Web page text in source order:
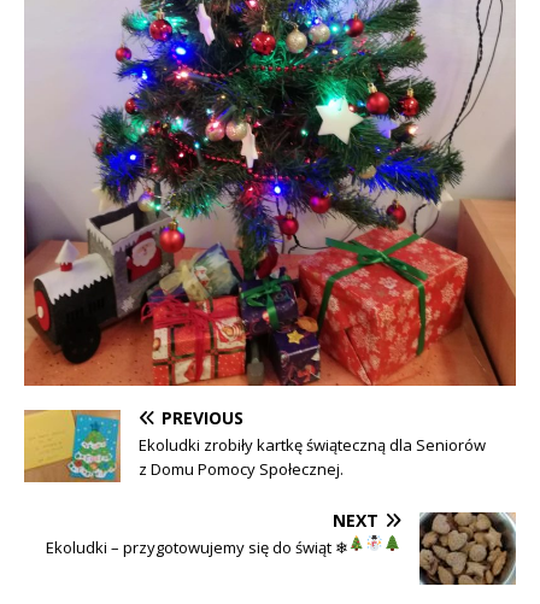
PREVIOUS
Ekoludki zrobiły kartkę świąteczną dla Seniorów
z Domu Pomocy Społecznej.
NEXT
Ekoludki – przygotowujemy się do świąt ❄